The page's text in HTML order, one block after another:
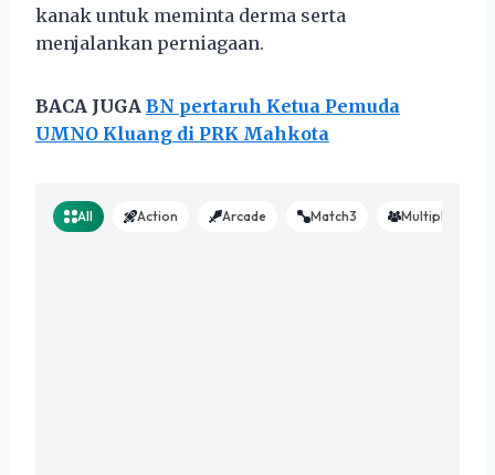
kanak untuk meminta derma serta
menjalankan perniagaan.
BACA JUGA BN pertaruh Ketua Pemuda
UMNO Kluang di PRK Mahkota